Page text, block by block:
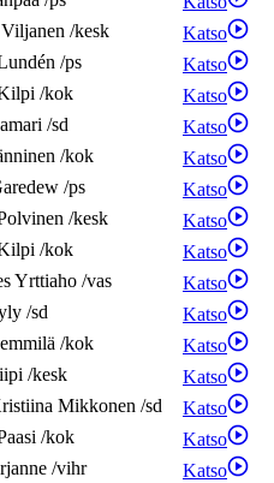
Viljanen /kesk
Katso
/ps
Katso
/kok
Katso
/sd
Katso
/kok
Katso
/ps
Katso
/kesk
Katso
/kok
Katso
Yrttiaho /vas
Katso
/sd
Katso
/kok
Katso
/kesk
Katso
Mikkonen /sd
Katso
/kok
Katso
/vihr
Katso